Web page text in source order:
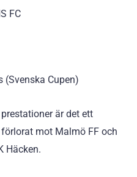
FC
(Svenska Cupen)
är det ett
mot Malmö FF och
Häcken.